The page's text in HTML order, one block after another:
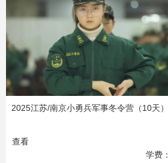
2025江苏/南京小勇兵军事冬令营（10天）
学费：
查看